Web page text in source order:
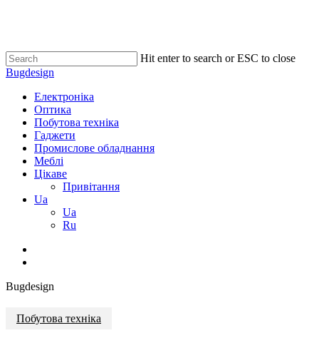
content
Hit enter to search or ESC to close
Close
Bugdesign
search
Menu
Електроніка
Оптика
Побутова техніка
Гаджети
Промислове обладнання
Меблі
Цікаве
Привітання
Ua
Ua
Ru
Bugdesign
Побутова техніка